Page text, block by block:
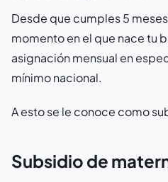
Desde que cumples 5
momento en el que nace tu
asignación mensual en
mínimo nacional.
A esto se le conoce como
Subsidio de